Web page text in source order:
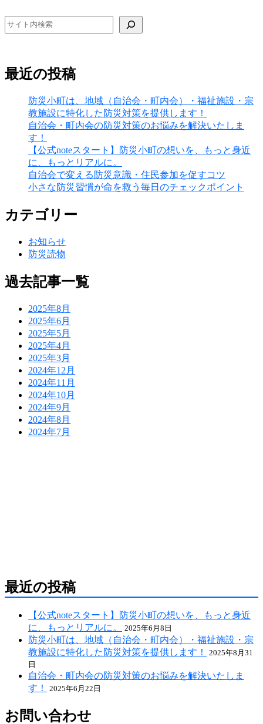
検索
最近の投稿
防災小町は、地域（自治会・町内会）・福祉施設・宗
教施設に特化した防災対策を提供します！
自治会・町内会の防災対策のお悩みを解決いたしま
す！
【公式noteスタート】防災小町の想いを、もっと身近
に、もっとリアルに。
自治会で変える防災意識・住民参加を促すコツ
小さな防災習慣が命を救う毎日のチェックポイント
カテゴリー
お知らせ
防災読物
過去記事一覧
2025年8月
2025年6月
2025年5月
2025年4月
2025年3月
2024年12月
2024年11月
2024年10月
2024年9月
2024年8月
2024年7月
最近の投稿
【公式noteスタート】防災小町の想いを、もっと身近
に、もっとリアルに。
2025年6月8日
防災小町は、地域（自治会・町内会）・福祉施設・宗
教施設に特化した防災対策を提供します！
2025年8月31
日
自治会・町内会の防災対策のお悩みを解決いたしま
す！
2025年6月22日
お問い合わせ